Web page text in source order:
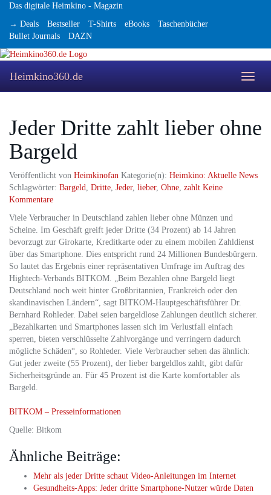
Skip
main
content
Das digitale Heimkino - Magazin
→ Deals
Bestseller T-Shirts eBooks
Taschenbücher
Bullet Journals
DAZN
Toggle
Heimkino360.de
Jeder Dritte zahlt lieber ohne
Bargeld
Veröffentlicht von Heimkinofan Kategorie(n): Heimkino: Aktuelle News
Schlagwörter: Bargeld, Dritte, Jeder, lieber, Ohne, zahlt Keine
Kommentare
Viele Verbraucher in Deutschland zahlen lieber ohne Münzen und
Scheine. Im Geschäft greift jeder Dritte (34 Prozent) ab 14 Jahren
bevorzugt zur Girokarte, Kreditkarte oder zu einem mobilen Zahldienst
über das Smartphone. Dies entspricht rund 24 Millionen Bundesbürgern.
So lautet das Ergebnis einer repräsentativen Umfrage im Auftrag des
Hightech-Verbands BITKOM. „Beim Bezahlen ohne Bargeld liegt
Deutschland noch weit hinter Großbritannien, Frankreich oder den
skandinavischen Ländern“, sagt BITKOM-Hauptgeschäftsführer Dr.
Bernhard Rohleder. Dabei seien bargeldlose Zahlungen deutlich sicherer.
„Bezahlkarten und Smartphones lassen sich im Verlustfall einfach
sperren, bieten verschlüsselte Zahlvorgänge und verringern dadurch
mögliche Schäden“, so Rohleder. Viele Verbraucher sehen das ähnlich:
Gut jeder zweite (55 Prozent), der lieber bargeldlos zahlt, gibt dafür
Sicherheitsgründe an. Für 45 Prozent ist die Karte komfortabler als
Bargeld.
BITKOM – Presseinformationen
Quelle: Bitkom
Ähnliche Beiträge:
Mehr als jeder Dritte schaut Video-Anleitungen im Internet
Gesundheits-Apps: Jeder dritte Smartphone-Nutzer würde Daten